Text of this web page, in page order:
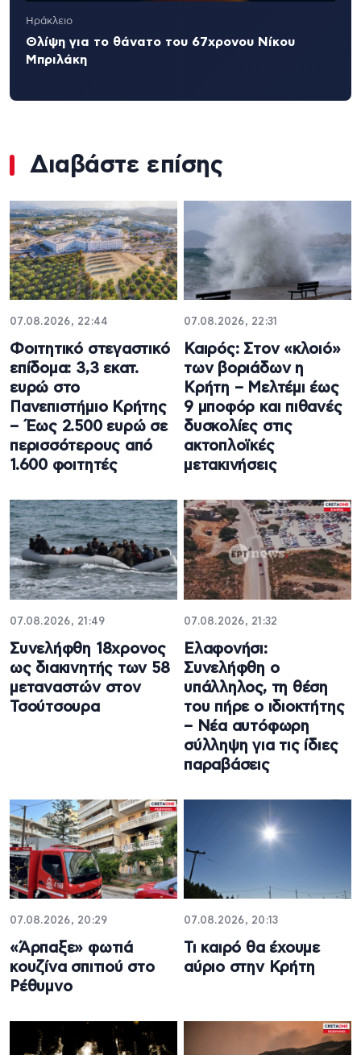
Ηράκλειο
Θλίψη για το θάνατο του 67χρονου Νίκου
Μπριλάκη
Διαβάστε επίσης
07.08.2026, 22:44
Φοιτητικό στεγαστικό
επίδομα: 3,3 εκατ.
ευρώ στο
Πανεπιστήμιο Κρήτης
– Έως 2.500 ευρώ σε
περισσότερους από
1.600 φοιτητές
07.08.2026, 22:31
Καιρός: Στον «κλοιό»
των βοριάδων η
Κρήτη – Μελτέμι έως
9 μποφόρ και πιθανές
δυσκολίες στις
ακτοπλοϊκές
μετακινήσεις
07.08.2026, 21:49
Συνελήφθη 18χρονος
ως διακινητής των 58
μεταναστών στον
Τσούτσουρα
07.08.2026, 21:32
Ελαφονήσι:
Συνελήφθη ο
υπάλληλος, τη θέση
του πήρε ο ιδιοκτήτης
– Νέα αυτόφωρη
σύλληψη για τις ίδιες
παραβάσεις
07.08.2026, 20:29
«Άρπαξε» φωτιά
κουζίνα σπιτιού στο
Ρέθυμνο
07.08.2026, 20:13
Τι καιρό θα έχουμε
αύριο στην Κρήτη